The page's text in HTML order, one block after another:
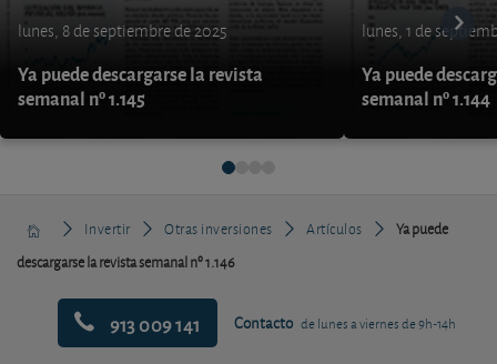
lunes, 8 de septiembre de 2025
Ya puede descargarse la revista
semanal nº 1.145
lunes, 1 de
Ya puede
semanal nº 1.144
Invertir Otras inversiones Artículos
Ya puede
descargarse la revista semanal nº 1.146
913 009 141 Contacto de lunes a viernes de 9h-14h